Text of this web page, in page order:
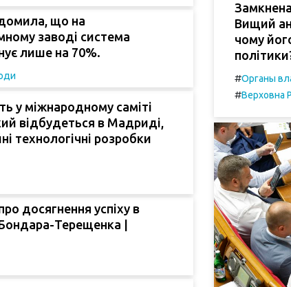
що на
заводі система
лише на 70%.
у міжнародному саміті
відбудеться в Мадриді,
технологічні розробки
досягнення успіху в
Бондара-Терещенка |
Вищий
чому
#Органы
#Верховна